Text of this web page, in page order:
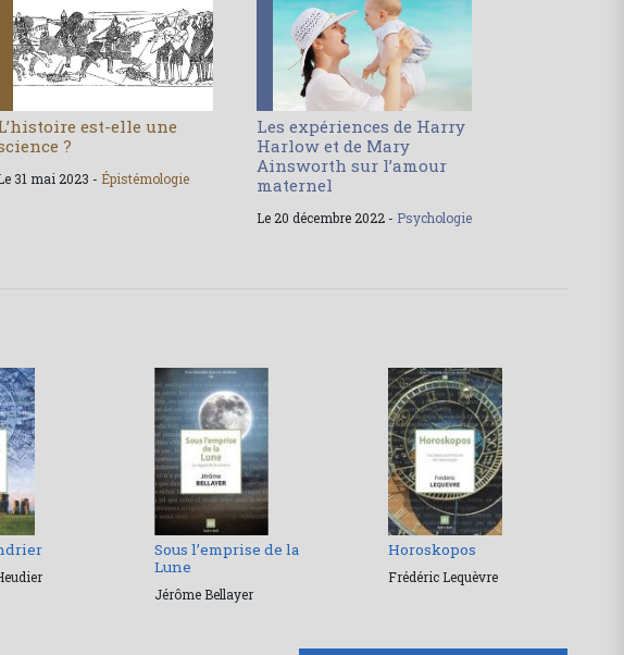
est-elle une
?
31 mai 2023 - Épistémologie
Les expériences de Harry
Harlow et de Mary
Ainsworth sur l’amour
maternel
Le 20 décembre 2022 - Psychologie
Sous l’emprise de la
Lune
Jérôme Bellayer
Horoskopos
Frédéric Lequèvre